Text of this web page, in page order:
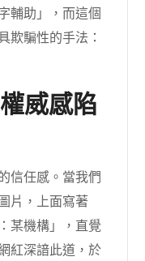
輔助」，而這個
欺騙性的手法：
威感陷
信任感。當我們
片，上面寫著
某機構」，直覺
紅深諳此道，於